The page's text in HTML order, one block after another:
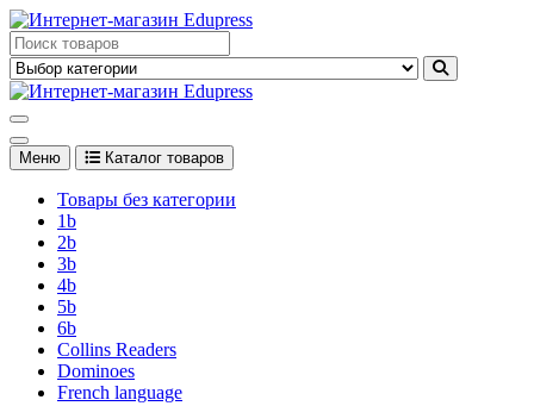
Перейти
к
содержимому
Edupress Uzbekistan, Edupress Узбекистан, книги, учебники на
английском языке
английском языке
Меню Каталог товаров
Товары без категории
1b
2b
3b
4b
5b
6b
Collins Readers
Dominoes
French language